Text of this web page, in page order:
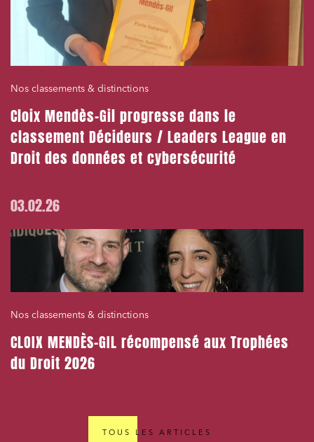
Nos classements & distinctions
Cloix Mendès-Gil progresse dans le
classement Décideurs / Leaders League en
Droit des données et cybersécurité
03.02.26
Nos classements & distinctions
CLOIX MENDÈS-GIL récompensé aux Trophées
du Droit 2026
TOUS LES ARTICLES